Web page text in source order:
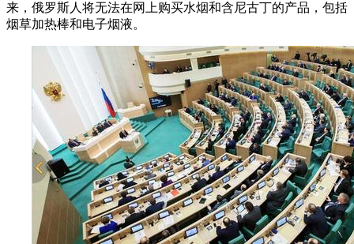
来，俄罗斯人将无法在网上购买水烟和含尼古丁的产品，包括
烟草加热棒和电子烟液。